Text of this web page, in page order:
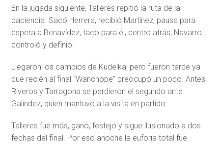
En la jugada siguiente, Talleres repitió la ruta de la
paciencia. Sacó Herrera, recibió Martínez, pausa para
espera a Benavídez, taco para él, centro atrás, Navarro
controló y definió.
Llegaron los cambios de Kudelka, pero fueron tarde ya
que recién al final “Wanchope” preocupó un poco. Antes
Riveros y Tarragona se perdieron el segundo ante
Galíndez, quien mantuvo a la visita en partido.
Talleres fue más, ganó, festejó y sigue ilusionado a dos
fechas del final. Por eso anoche la euforia total fue